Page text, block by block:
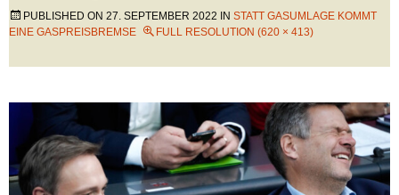
PUBLISHED ON 27. SEPTEMBER 2022 IN STATT GASUMLAGE KOMMT
EINE GASPREISBREMSE
FULL RESOLUTION (620 × 413)